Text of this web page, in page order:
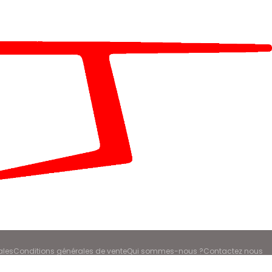
Conditions générales de venteQui sommes-nous ?Contactez nous